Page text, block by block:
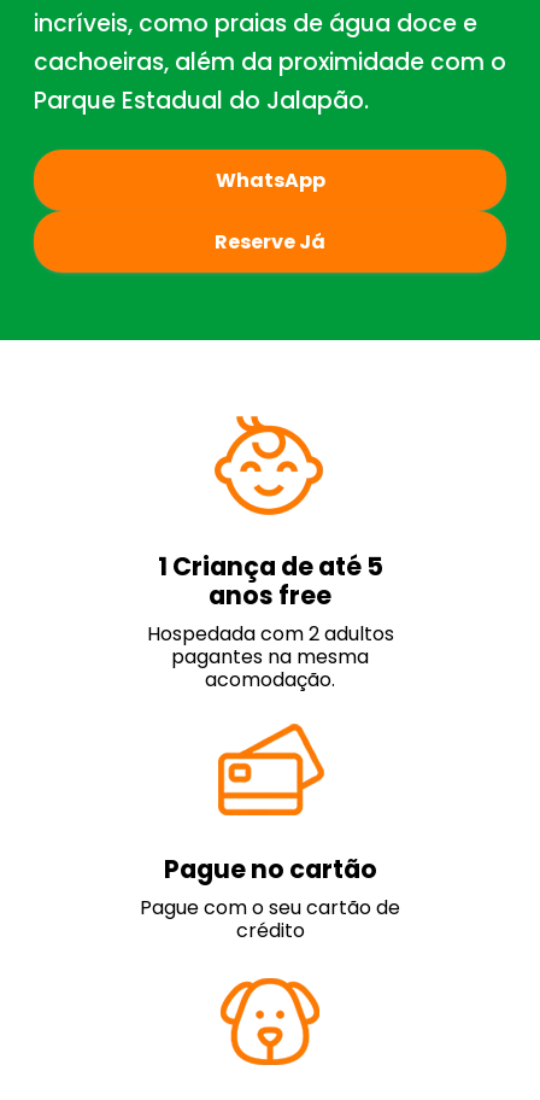
incríveis, como praias de água doce e
cachoeiras, além da proximidade com o
Parque Estadual do Jalapão.
WhatsApp
Reserve Já
1 Criança de até 5
anos free
Hospedada com 2 adultos
pagantes na mesma
acomodação.
Pague no cartão
Pague com o seu cartão de
crédito